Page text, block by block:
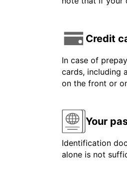
Credit
In case of
cards, including
on the front or
Your
Identification
alone is not